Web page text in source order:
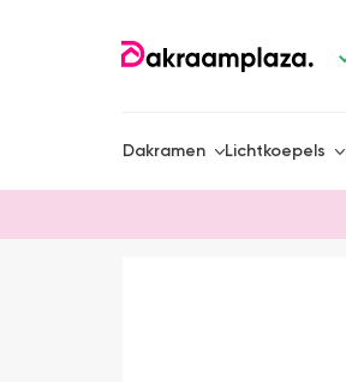
Dakramen Lichtkoepels